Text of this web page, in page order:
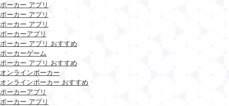
ポーカー アプリ
ポーカー アプリ
ポーカー アプリ
ポーカーアプリ
ポーカー アプリ おすすめ
ポーカーゲーム
ポーカー アプリ おすすめ
オンラインポーカー
オンラインポーカー おすすめ
ポーカーアプリ
ポーカー アプリ